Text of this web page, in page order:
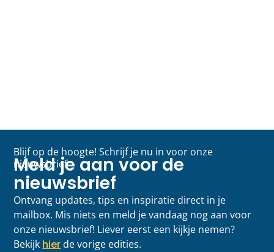
Blijf op de hoogte! Schrijf je nu in voor onze
nieuwsbrief
Meld je aan voor de
nieuwsbrief
Ontvang updates, tips en inspiratie direct in je
mailbox. Mis niets en meld je vandaag nog aan voor
onze nieuwsbrief! Liever eerst een kijkje nemen?
Bekijk hier de vorige edities.